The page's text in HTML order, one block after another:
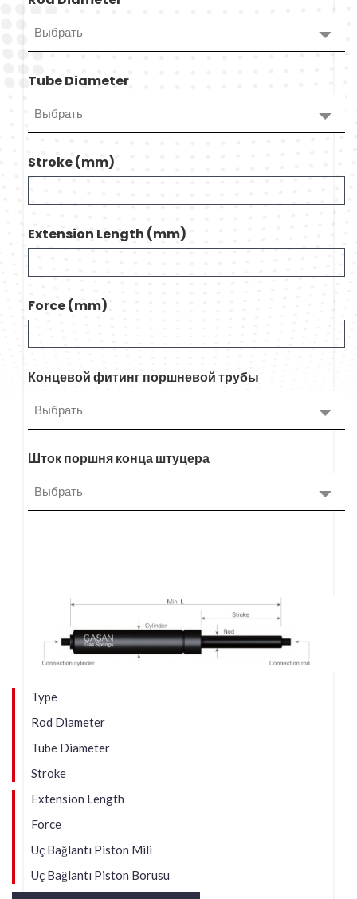
Выбрать
Tube Diameter
Выбрать
Stroke (mm)
Extension Length (mm)
Force (mm)
Концевой фитинг поршневой трубы
Выбрать
Шток поршня конца штуцера
Выбрать
Type
Rod Diameter
Tube Diameter
Stroke
Extension Length
Force
Uç Bağlantı Piston Mili
Uç Bağlantı Piston Borusu